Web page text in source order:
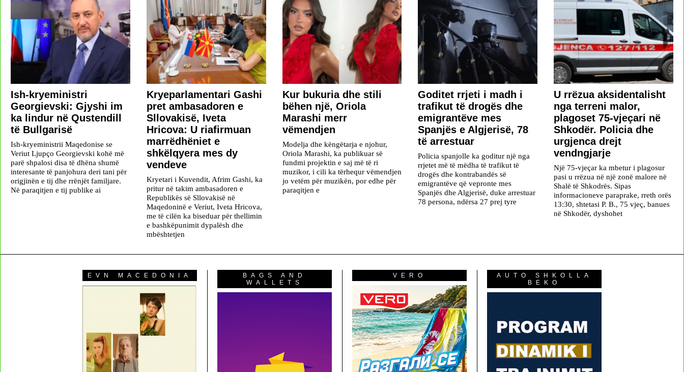
Ish-kryeministri
Georgievski: Gjyshi im
ka lindur në Qustendill
të Bullgarisë
Ish-kryeministrii Maqedonise se
Veriut Ljupço Georgievski kohë më
parë shpalosi disa të dhëna shumë
interesante të panjohura deri tani për
origjinën e tij dhe rrënjët familjare.
Në paraqitjen e tij publike ai
Kryeparlamentari Gashi
pret ambasadoren e
Sllovakisë, Iveta
Hricova: U riafirmuan
marrëdhëniet e
shkëlqyera mes dy
vendeve
Kryetari i Kuvendit, Afrim Gashi, ka
pritur në takim ambasadoren e
Republikës së Sllovakisë në
Maqedoninë e Veriut, Iveta Hricova,
me të cilën ka biseduar për thellimin
e bashkëpunimit dypalësh dhe
mbështetjen
Kur bukuria dhe stili
bëhen një, Oriola
Marashi merr
vëmendjen
Modelja dhe këngëtarja e njohur,
Oriola Marashi, ka publikuar së
fundmi projektin e saj më të ri
muzikor, i cili ka tërhequr vëmendjen
jo vetëm për muzikën, por edhe për
paraqitjen e
Goditet rrjeti i madh i
trafikut të drogës dhe
emigrantëve mes
Spanjës e Algjerisë, 78
të arrestuar
Policia spanjolle ka goditur një nga
rrjetet më të mëdha të trafikut të
drogës dhe kontrabandës së
emigrantëve që vepronte mes
Spanjës dhe Algjerisë, duke arrestuar
78 persona, ndërsa 27 prej tyre
U rrëzua aksidentalisht
nga terreni malor,
plagoset 75-vjeçari në
Shkodër. Policia dhe
urgjenca drejt
vendngjarje
Një 75-vjeçar ka mbetur i plagosur
pasi u rrëzua në një zonë malore në
Shalë të Shkodrës. Sipas
informacioneve paraprake, rreth orës
13:30, shtetasi P. B., 75 vjeç, banues
në Shkodër, dyshohet
EVN MACEDONIA
BAGS AND
WALLETS
VERO
AUTO SHKOLLA
BEKO